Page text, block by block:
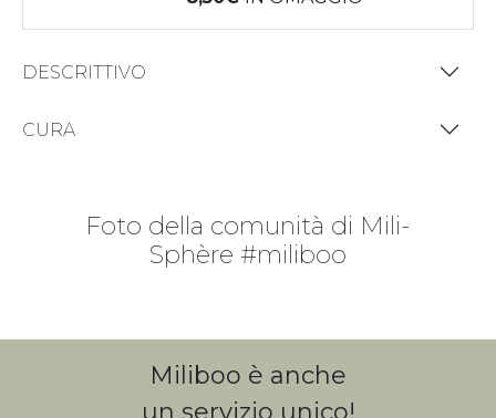
DESCRITTIVO
CURA
Foto della comunità di Mili-
Sphère #miliboo
Miliboo è anche